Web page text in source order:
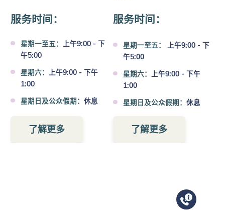
服务时间：
星期一至五：
上午9:00 - 下
午5:00
星期六：
上午9:00 - 下午
1:00
星期日及公众假期：休息
服务时间：
星期一至五：
上午9:00 - 下
午5:00
星期六：
上午9:00 - 下午
1:00
星期日及公众假期：休息
了解更多 了解更多